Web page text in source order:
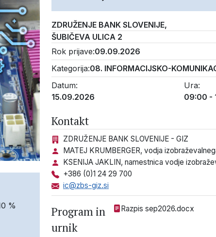
%
ZDRUŽENJE BANK SLOVENIJE,
ŠUBIČEVA ULICA 2
Rok prijave:09.09.2026
Kategorija:08. INFORMACIJSKO-
Datum:
15.09.2026
Ura:
09:00 -
Kontakt
ZDRUŽENJE BANK SLOVENIJE - GIZ
MATEJ KRUMBERGER, vodja
KSENIJA JAKLIN, namestnica vodje
+386 (0)1 24 29 700
ic@zbs-giz.si
Program in
urnik
Razpis sep2026.docx